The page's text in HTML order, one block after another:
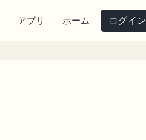
アプリ ホーム ログイン